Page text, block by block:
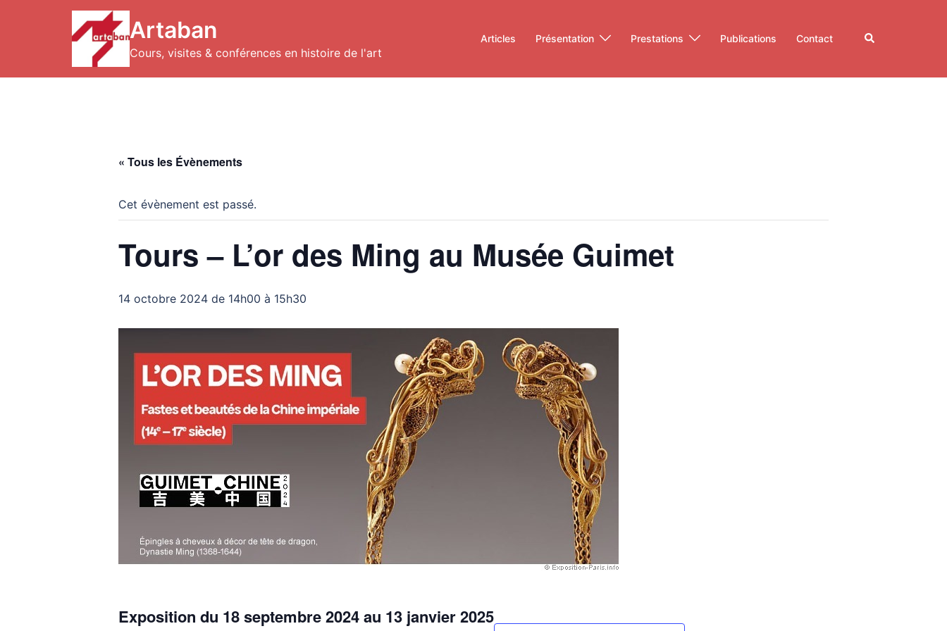
Artaban
Cours, visites & conférences en histoire de l'art
Articles Présentation Prestations Publications Contact Rechercher
« Tous les Évènements
Cet évènement est passé.
Tours – L’or des Ming au Musée Guimet
14 octobre 2024 de 14h00 à 15h30
Exposition du 18 septembre 2024 au 13 janvier 2025